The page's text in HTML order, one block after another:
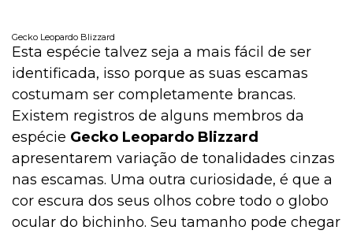
Gecko Leopardo Blizzard
Esta espécie talvez seja a mais fácil de ser
identificada, isso porque as suas escamas
costumam ser completamente brancas.
Existem registros de alguns membros da
espécie Gecko Leopardo Blizzard
apresentarem variação de tonalidades cinzas
nas escamas. Uma outra curiosidade, é que a
cor escura dos seus olhos cobre todo o globo
ocular do bichinho. Seu tamanho pode chegar